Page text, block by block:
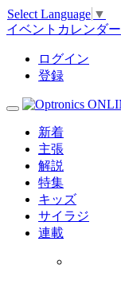
Select Language ▼
イベントカレンダー
ログイン
登録
新着
主張
解説
特集
キッズ
サイラジ
連載